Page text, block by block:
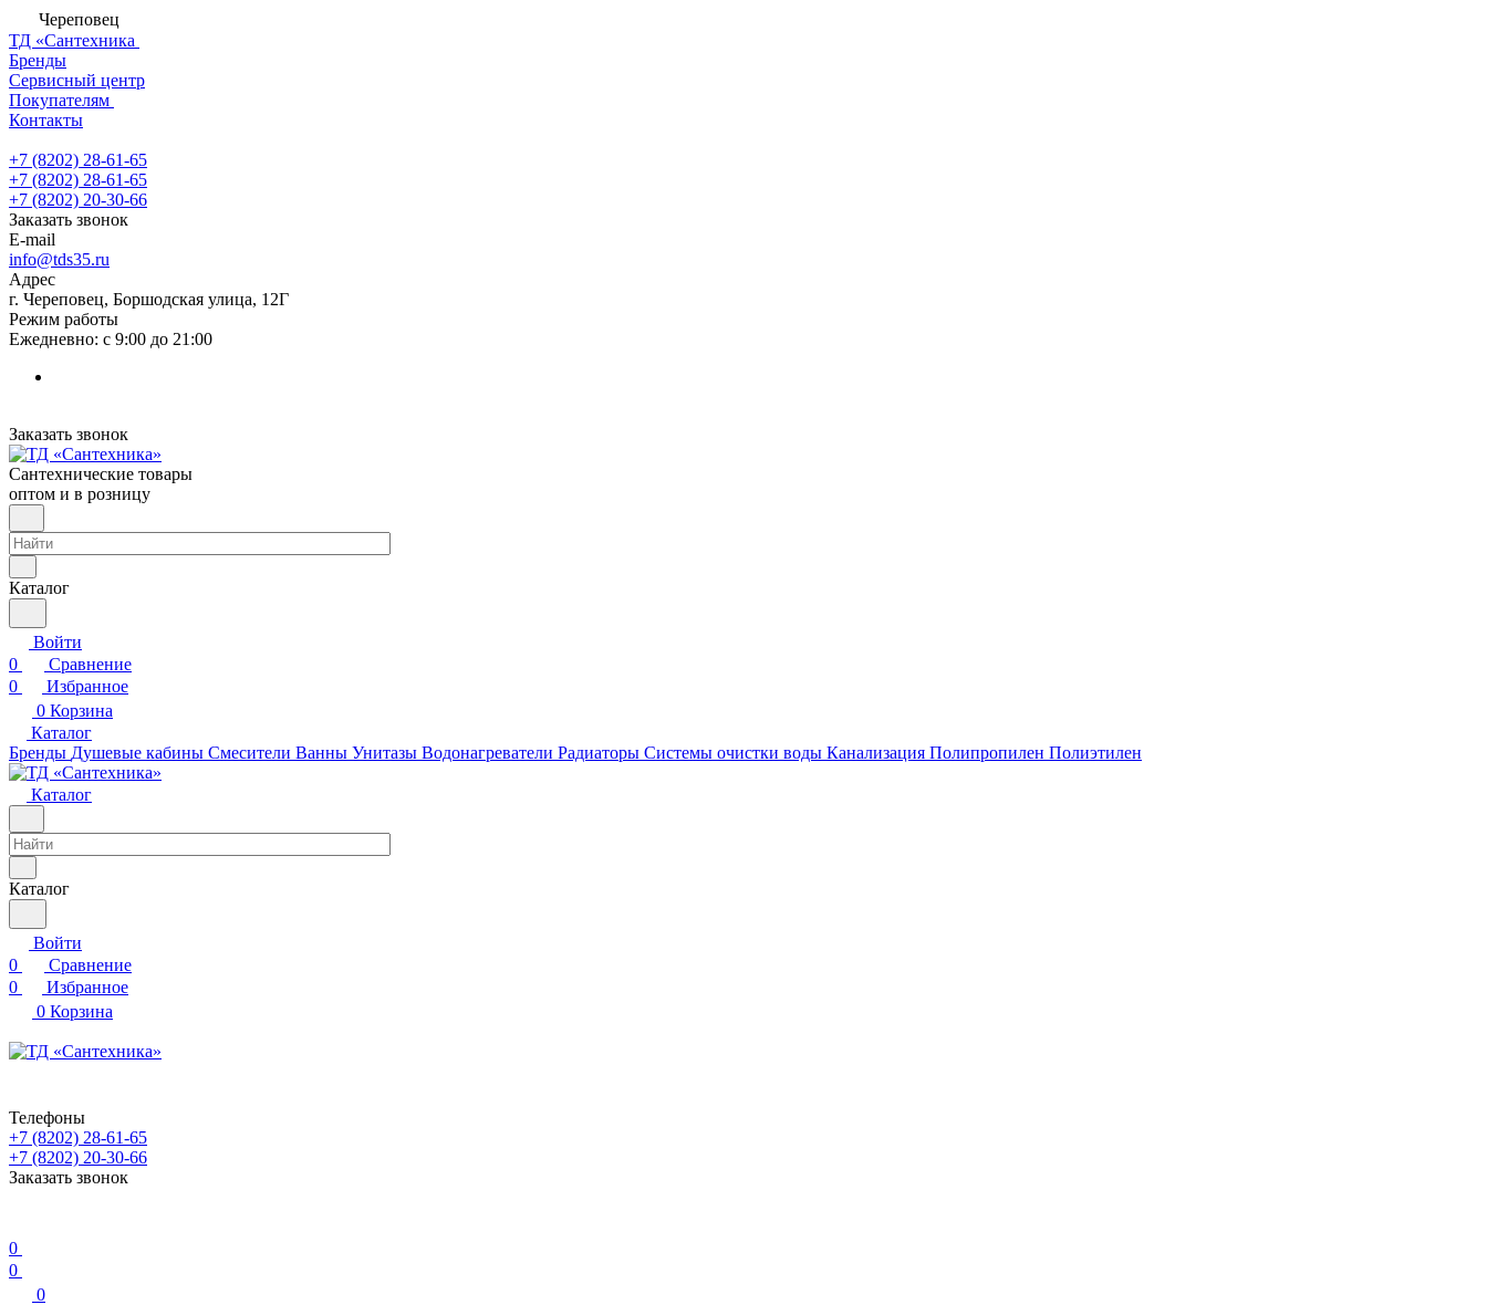
Череповец
ТД «Сантехника
Бренды
Сервисный центр
Покупателям
Контакты
+7 (8202) 28‑61-65
+7 (8202) 28‑61-65
+7 (8202) 20‑30-66
Заказать звонок
E-mail
info@tds35.ru
Адрес
г. Череповец, Боршодская улица, 12Г
Режим работы
Ежедневно: с 9:00 до 21:00
Заказать звонок
Сантехнические товары
оптом и в розницу
Каталог
Войти
0
Сравнение
0
Избранное
0 Корзина
Каталог
Бренды Душевые кабины Смесители Ванны Унитазы Водонагреватели Радиаторы Системы очистки воды Канализация Полипропилен Полиэтилен
Каталог
Каталог
Войти
0
Сравнение
0
Избранное
0 Корзина
Телефоны
+7 (8202) 28‑61-65
+7 (8202) 20‑30-66
Заказать звонок
0
0
0